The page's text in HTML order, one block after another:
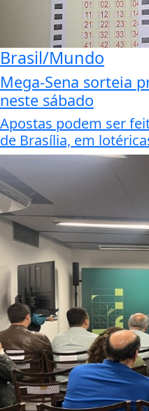
Brasil/Mundo
Mega-Sena sorteia
neste sábado
Apostas podem ser
de Brasília, em